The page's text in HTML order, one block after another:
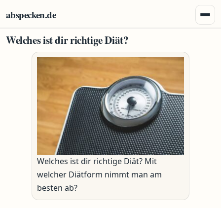
abspecken.de
Welches ist dir richtige Diät?
Welches ist dir richtige Diät? Mit
welcher Diätform nimmt man am
besten ab?